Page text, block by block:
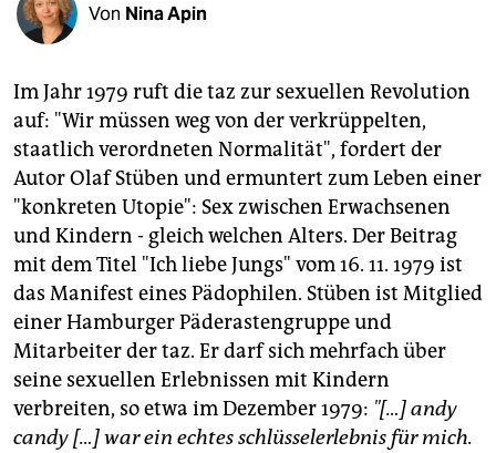
fragen & hilfe
abo
genossenschaft
epaper login
Von Nina Apin
Im Jahr 1979 ruft die taz zur sexuellen Revolution
auf: "Wir müssen weg von der verkrüppelten,
staatlich verordneten Normalität", fordert der
Autor Olaf Stüben und ermuntert zum Leben einer
"konkreten Utopie": Sex zwischen Erwachsenen
und Kindern - gleich welchen Alters. Der Beitrag
mit dem Titel "Ich liebe Jungs" vom 16. 11. 1979 ist
das Manifest eines Pädophilen. Stüben ist Mitglied
einer Hamburger Päderastengruppe und
Mitarbeiter der taz. Er darf sich mehrfach über
seine sexuellen Erlebnissen mit Kindern
verbreiten, so etwa im Dezember 1979: "[…] andy
candy […] war ein echtes schlüsselerlebnis für mich.